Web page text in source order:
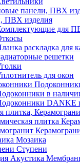
ПВХ изделия
для
раскладка для
решетки
для окон
в
DANKE
плитка,
Мозаика
Ступени
Акустика